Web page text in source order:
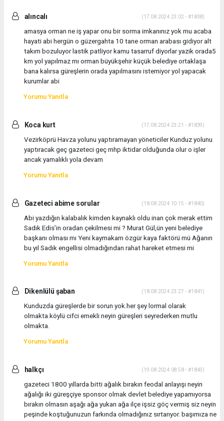
alıncalı (17.08.2024 23:02 - #1838)
amasya orman ne iş yapar onu bir sorma imkanınız yok mu acaba
hayati abi hergün o güzergahta 10 tane orman arabası gidiyor alt
takım bozuluyor lastik patliyor kamu tasarruf diyorlar yazik orada5
km yol yapılmaz mı orman büyükşehir küçük belediye ortaklaşa
bana kalırsa güreşlerin orada yapılmasını istemiyor yol yapacak
kurumlar abi
Yorumu Yanıtla
Koca kurt (17.08.2024 23:21 - #1839)
Vezirköprü Havza yolunu yaptıramayan yöneticiler Kunduz yolunu
yaptıracak geç gazeteci geç mhp iktidar olduğunda olur o işler
ancak yamalıklı yola devam
Yorumu Yanıtla
Gazeteci abime sorular (18.08.2024 10:15 - #1840)
Abi yazdığın kalabalık kimden kaynaklı oldu inan çok merak ettim
Sadık Edis’in oradan çekilmesi mi ? Murat Gül,ün yeni belediye
başkanı olması mı Yeni kaymakam özgür kaya faktörü mü Ağanın
bu yıl Sadık engellisi olmadığından rahat hareket etmesi mi
Yorumu Yanıtla
Dikenlülü şaban (18.08.2024 23:27 - #1841)
Kunduzda güreşlerde bir sorun yok.her şey lormal olarak
olmakta.köylü cifci emekli neyin güreşleri seyrederken mutlu
olmakta.
Yorumu Yanıtla
halkçı (19.08.2024 08:58 - #1843)
gazeteci 1800 yıllarda bitti ağalık bırakın feodal anlayışı neyin
ağalığı iki güreşçiye sponsor olmak devlet belediye yapamıyorsa
bırakın olmasın aşağı ağa yukarı ağa ilçe işsiz göç vermiş siz neyin
peşinde koştuğunuzun farkında olmadığınız sırtarıyor. başımıza ne